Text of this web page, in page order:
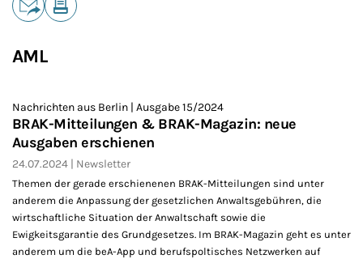
AML
Nachrichten aus Berlin | Ausgabe 15/2024
BRAK-Mitteilungen & BRAK-Magazin: neue
Ausgaben erschienen
24.07.2024 Newsletter
Themen der gerade erschienenen BRAK-Mitteilungen sind unter
anderem die Anpassung der gesetzlichen Anwaltsgebühren, die
wirtschaftliche Situation der Anwaltschaft sowie die
Ewigkeitsgarantie des Grundgesetzes. Im BRAK-Magazin geht es unter
anderem um die beA-App und berufspoltisches Netzwerken auf